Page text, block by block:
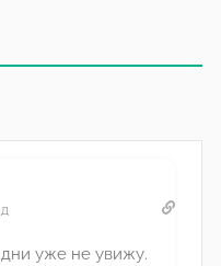
уже не увижу.